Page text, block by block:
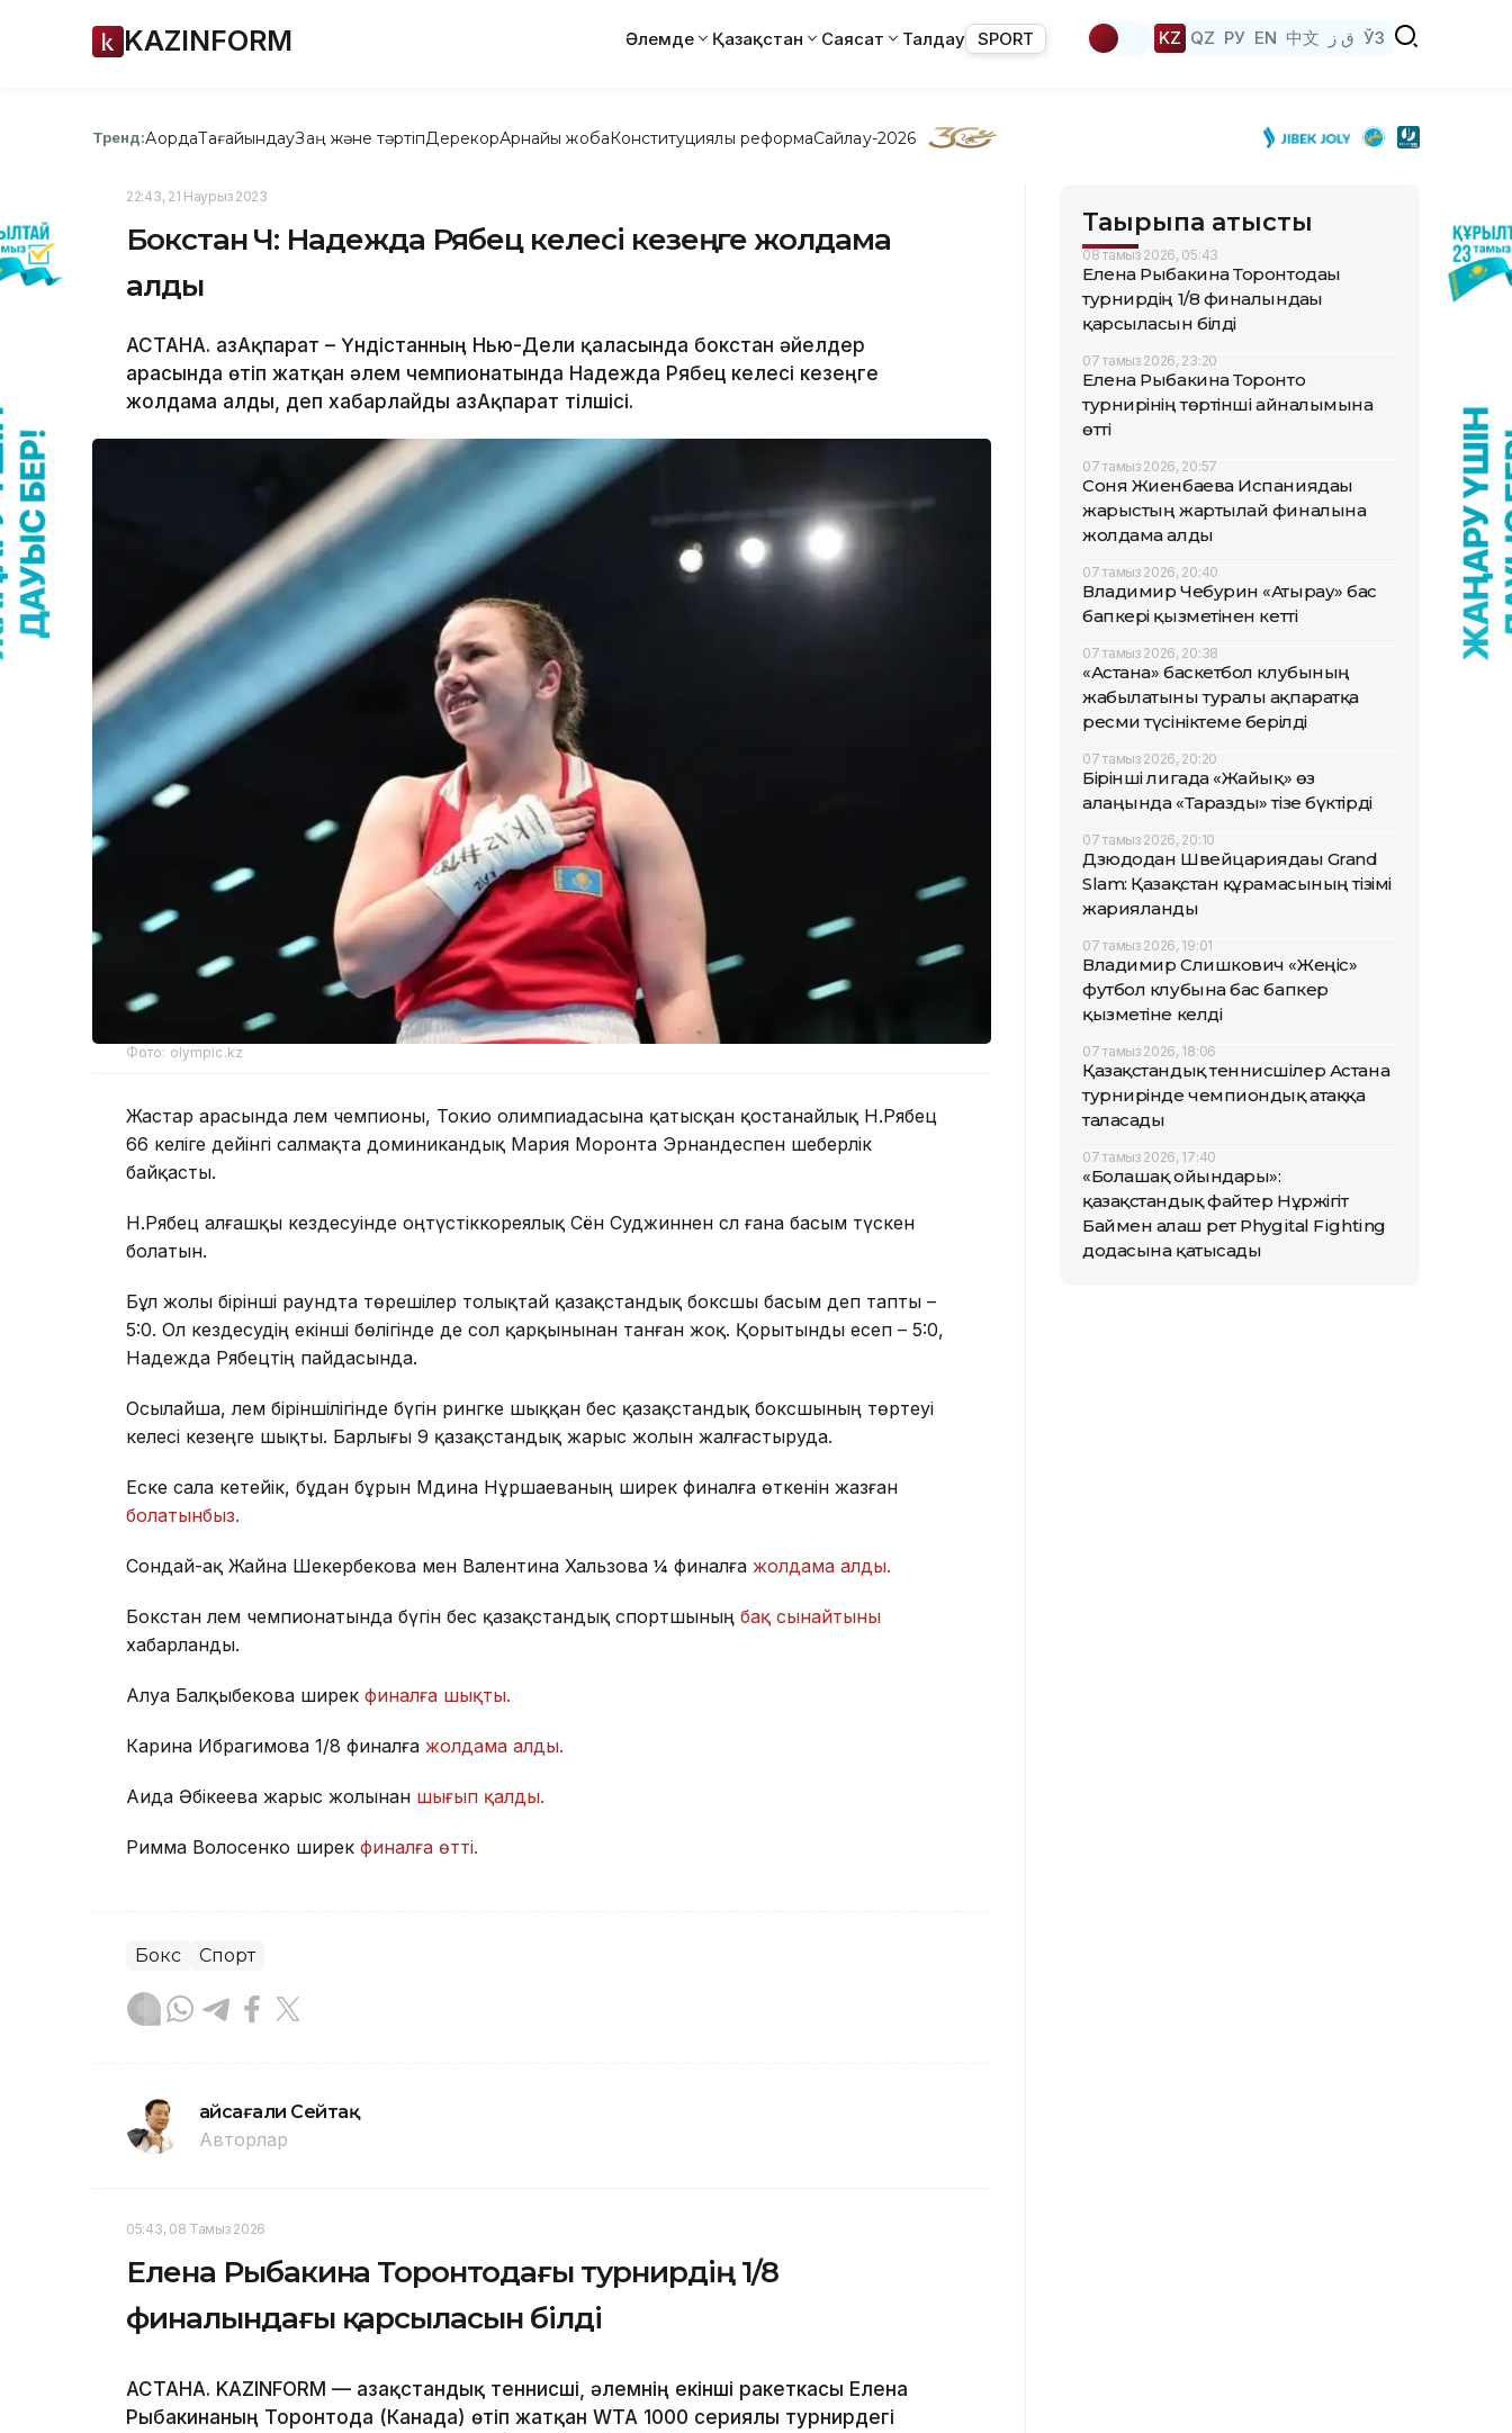
KAZINFORM Әлемде Қазақстан Саясат Талдау SPORT KZ QZ РУ EN 中文 ق ز ЎЗ
Тренд:АқордаТағайындауЗаң және тәртіпДерекқорАрнайы жобаКонституциялық реформаСайлау-2026
22:43, 21 Наурыз 2023
Бокстан ӘЧ: Надежда Рябец келесі кезеңге жолдама
алды
АСТАНА. ҚазАқпарат – Үндістанның Нью-Дели қаласында бокстан әйелдер
арасында өтіп жатқан әлем чемпионатында Надежда Рябец келесі кезеңге
жолдама алды, деп хабарлайды ҚазАқпарат тілшісі.
Фото: olympic.kz
Жастар арасында әлем чемпионы, Токио олимпиадасына қатысқан қостанайлық Н.Рябец
66 келіге дейінгі салмақта доминикандық Мария Моронта Эрнандеспен шеберлік
байқасты.
Н.Рябец алғашқы кездесуінде оңтүстіккореялық Сён Суджиннен сәл ғана басым түскен
болатын.
Бұл жолы бірінші раундта төрешілер толықтай қазақстандық боксшы басым деп тапты –
5:0. Ол кездесудің екінші бөлігінде де сол қарқынынан танған жоқ. Қорытынды есеп – 5:0,
Надежда Рябецтің пайдасында.
Осылайша, әлем біріншілігінде бүгін рингке шыққан бес қазақстандық боксшының төртеуі
келесі кезеңге шықты. Барлығы 9 қазақстандық жарыс жолын жалғастыруда.
Еске сала кетейік, бұдан бұрын Мәдина Нұршаеваның ширек финалға өткенін жазған
болатынбыз.
Сондай-ақ Жайна Шекербекова мен Валентина Хальзова ¼ финалға жолдама алды.
Бокстан әлем чемпионатында бүгін бес қазақстандық спортшының бақ сынайтыны
хабарланды.
Алуа Балқыбекова ширек финалға шықты.
Карина Ибрагимова 1/8 финалға жолдама алды.
Аида Әбікеева жарыс жолынан шығып қалды.
Римма Волосенко ширек финалға өтті.
Бокс Спорт
Ғайсағали Сейтақ
Авторлар
05:43, 08 Тамыз 2026
Елена Рыбакина Торонтодағы турнирдің 1/8
финалындағы қарсыласын білді
АСТАНА. KAZINFORM — Қазақстандық теннисші, әлемнің екінші ракеткасы Елена
Рыбакинаның Торонтода (Канада) өтіп жатқан WTA 1000 сериялы турнирдегі
Тақырыпқа қатысты
08 тамыз 2026, 05:43
Елена Рыбакина Торонтодағы
турнирдің 1/8 финалындағы
қарсыласын білді
07 тамыз 2026, 23:20
Елена Рыбакина Торонто
турнирінің төртінші айналымына
өтті
07 тамыз 2026, 20:57
Соня Жиенбаева Испаниядағы
жарыстың жартылай финалына
жолдама алды
07 тамыз 2026, 20:40
Владимир Чебурин «Атырау» бас
бапкері қызметінен кетті
07 тамыз 2026, 20:38
«Астана» баскетбол клубының
жабылатыны туралы ақпаратқа
ресми түсініктеме берілді
07 тамыз 2026, 20:20
Бірінші лигада «Жайық» өз
алаңында «Таразды» тізе бүктірді
07 тамыз 2026, 20:10
Дзюдодан Швейцариядағы Grand
Slam: Қазақстан құрамасының тізімі
жарияланды
07 тамыз 2026, 19:01
Владимир Слишкович «Жеңіс»
футбол клубына бас бапкер
қызметіне келді
07 тамыз 2026, 18:06
Қазақстандық теннисшілер Астана
турнирінде чемпиондық атаққа
таласады
07 тамыз 2026, 17:40
«Болашақ ойындары»:
қазақстандық файтер Нұржігіт
Баймен алғаш рет Phygital Fighting
додасына қатысады